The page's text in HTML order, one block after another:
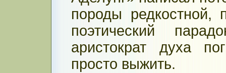
породы редкостной,
поэтический
аристократ духа
просто выжить.